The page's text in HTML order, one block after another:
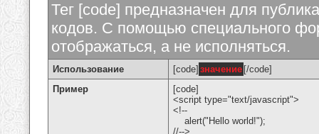
Тег [code] предназначен для
кодов. С помощью специального
отображаться, а не исполняться.
Использование [code] значение [/code]
Пример
[code]
<script type="text/javascript">
<!--
alert("Hello world!");
//-->